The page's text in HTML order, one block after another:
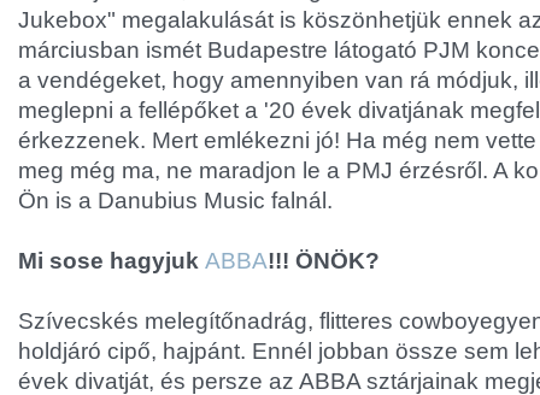
Jukebox" megalakulását is köszönhetjük ennek
márciusban ismét Budapestre látogató PJM
a vendégeket, hogy amennyiben van rá módjuk,
meglepni a fellépőket a '20 évek divatjának
érkezzenek. Mert emlékezni jó! Ha még nem
meg még ma, ne maradjon le a PMJ érzésről. A
Ön is a Danubius Music falnál.
Mi sose hagyjuk ABBA!!! ÖNÖK?
Szívecskés melegítőnadrág, flitteres
holdjáró cipő, hajpánt. Ennél jobban össze sem
évek divatját, és persze az ABBA sztárjainak